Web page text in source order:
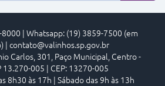
| Whatsapp: (19) 3859-7500 (em
| contato@valinhos.sp.gov.br
Carlos, 301, Paço Municipal, Centro -
13.270-005 | CEP: 13270-005
8h30 às 17h | Sábado das 9h às 13h